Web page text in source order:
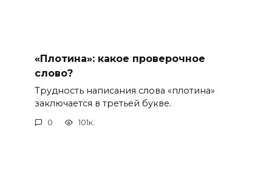
«Плотина»: какое проверочное
слово?
Трудность написания слова «плотина»
заключается в третьей букве.
0 101к.